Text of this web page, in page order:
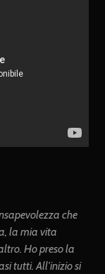
che
la mia vita
Ho preso la
tutti. All’inizio si